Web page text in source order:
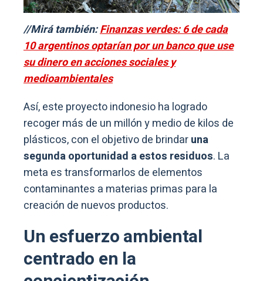
//Mirá también:Finanzas verdes: 6 de cada
10 argentinos optarían por un banco que use
su dinero en acciones sociales y
medioambientales
Así, este proyecto indonesio ha logrado
recoger más de un millón y medio de kilos de
plásticos, con el objetivo de brindaruna
segunda oportunidad a estos residuos. La
meta es transformarlos de elementos
contaminantes a materias primas para la
creación de nuevos productos.
Un esfuerzo ambiental
centrado en la